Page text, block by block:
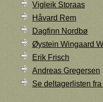
Vigleik Storaas
Håvard Rem
Dagfinn Nordbø
Øystein Wingaard
Erik Frisch
Andreas Gregersen
Se deltagerlisten